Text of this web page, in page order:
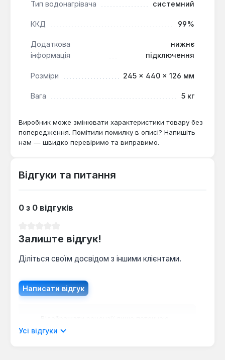
значна кількість гарячої води без обмежень за
від 0,1 до 0,6 МПа та підключається до трифазної
мережі 380 В через водні з'єднання Gw 1/2″.
Модель Kospel PPE2-27.LCD є оптимальним
або невеликих комерційних об'єктів, де важлива
енергоефективність.
Тип водонагрівача системний
ККД 99%
Додаткова
інформація
нижнє
підключення
Розміри 245 × 440 × 126 мм
Вага 5 кг
Виробник може змінювати характеристики товару без
попередження. Помітили помилку в описі? Напишіть
нам — швидко перевіримо та виправимо.
Відгуки та питання
0 з 0 відгуків
Залиште відгук!
Діліться своїм досвідом з іншими клієнтами.
Написати відгук
мовою.
Усі відгуки